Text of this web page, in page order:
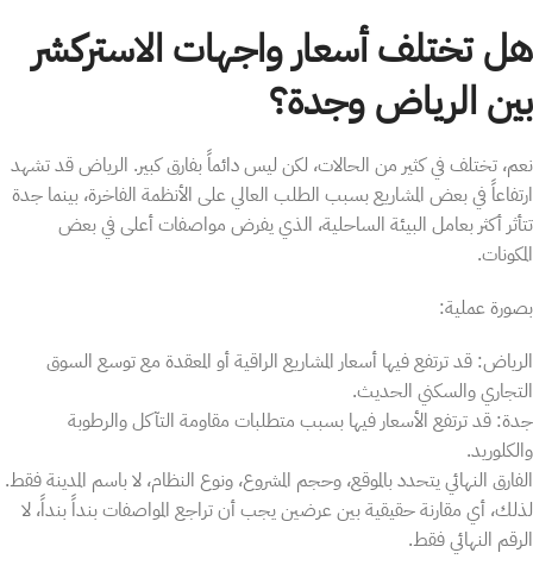
هل تختلف أسعار واجهات الاستركشر
بين الرياض وجدة؟
نعم، تختلف في كثير من الحالات، لكن ليس دائماً بفارق كبير. الرياض قد تشهد
ارتفاعاً في بعض المشاريع بسبب الطلب العالي على الأنظمة الفاخرة، بينما جدة
تتأثر أكثر بعامل البيئة الساحلية، الذي يفرض مواصفات أعلى في بعض
المكونات.
بصورة عملية:
الرياض: قد ترتفع فيها أسعار المشاريع الراقية أو المعقدة مع توسع السوق
التجاري والسكني الحديث.
جدة: قد ترتفع الأسعار فيها بسبب متطلبات مقاومة التآكل والرطوبة
والكلوريد.
الفارق النهائي يتحدد بالموقع، وحجم المشروع، ونوع النظام، لا باسم المدينة فقط.
لذلك، أي مقارنة حقيقية بين عرضين يجب أن تراجع المواصفات بنداً بنداً، لا
الرقم النهائي فقط.